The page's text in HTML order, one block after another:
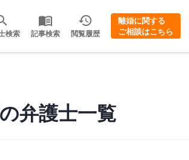
検索 記事検索 閲覧履歴
離婚に関する
ご相談はこちら
弁護士一覧